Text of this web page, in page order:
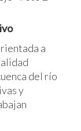
a
del río
y